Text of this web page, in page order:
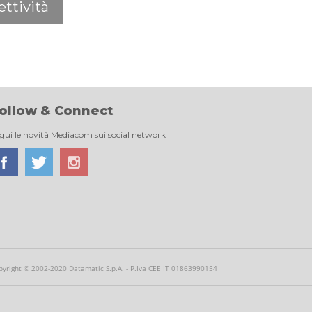
& Connect
le novità Mediacom sui social network
© 2002-2020 Datamatic S.p.A. - P.Iva CEE IT 01863990154